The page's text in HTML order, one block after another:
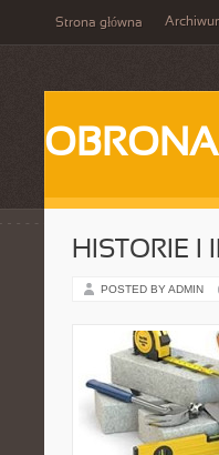
Strona główna
OBRONA
HISTORIE I
POSTED BY ADMIN